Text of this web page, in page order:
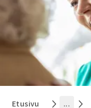
Etusivu ...